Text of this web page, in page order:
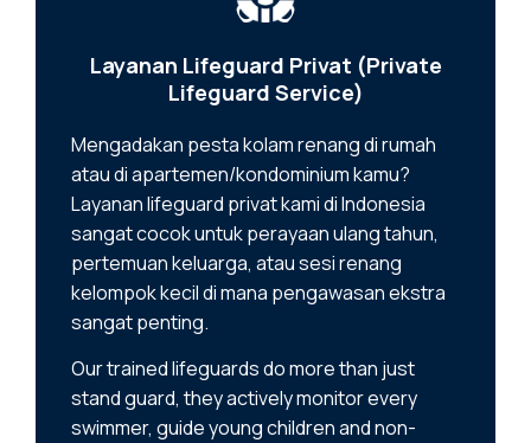
Layanan Lifeguard Privat (Private
Lifeguard Service)
Mengadakan pesta kolam renang di rumah
atau di apartemen/kondominium kamu?
Layanan lifeguard privat kami di Indonesia
sangat cocok untuk perayaan ulang tahun,
pertemuan keluarga, atau sesi renang
kelompok kecil di mana pengawasan ekstra
sangat penting.
Our trained lifeguards do more than just
stand guard, they actively monitor every
swimmer, guide young children and non-